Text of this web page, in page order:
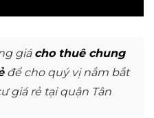
giá cho thuê chung
để cho quý vị nắm bắt
giá rẻ tại quận Tân